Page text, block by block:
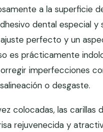
a la superficie
dental especial y
perfecto y un
es prácticamente
imperfecciones
o desgaste.
colocadas, las carillas
rejuvenecida y